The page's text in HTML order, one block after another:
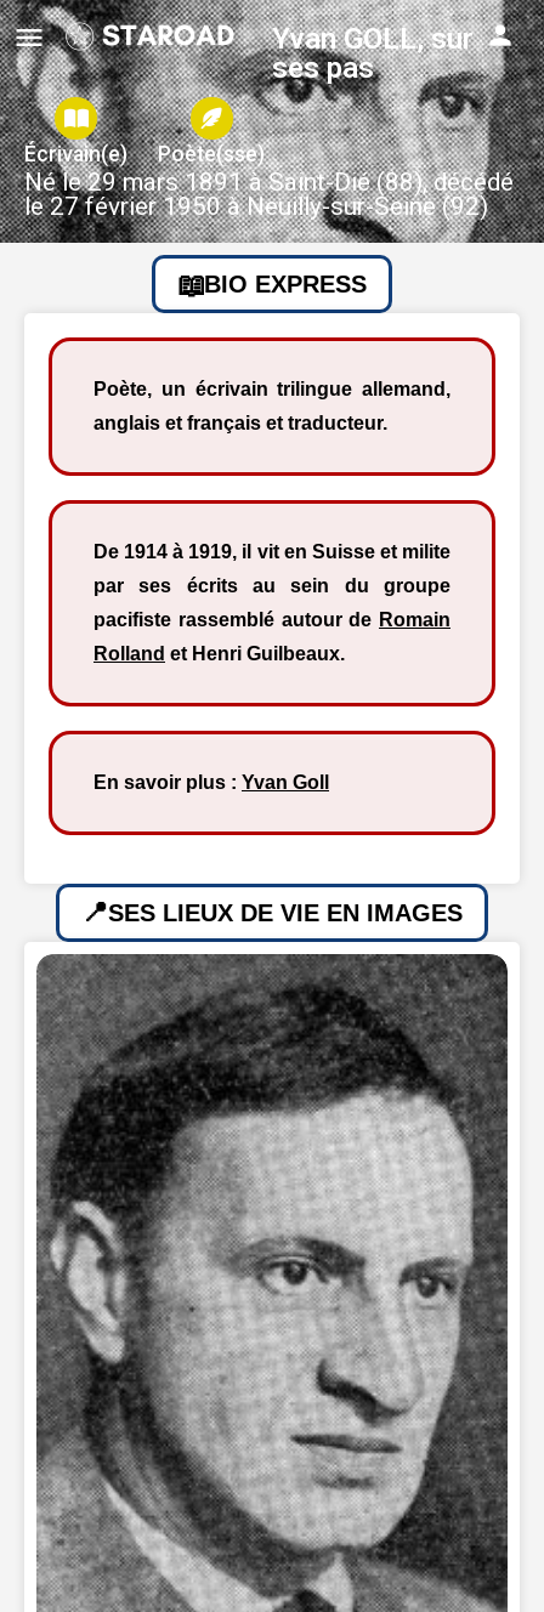
Yvan GOLL, sur
ses pas
Écrivain(e) Poète(sse)
Né le 29 mars 1891 à Saint-Dié (88), décédé
le 27 février 1950 à Neuilly-sur-Seine (92)
BIO EXPRESS
Poète, un écrivain trilingue allemand,
anglais et français et traducteur.
De 1914 à 1919, il vit en Suisse et milite
par ses écrits au sein du groupe
pacifiste rassemblé autour de Romain
Rolland et Henri Guilbeaux.
En savoir plus : Yvan Goll
SES LIEUX DE VIE EN IMAGES